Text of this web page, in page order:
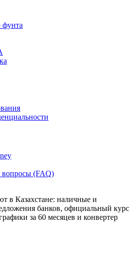
фунта
вопросы (FAQ)
в Казахстане: наличные и
банков, официальный курс
за 60 месяцев и конвертер